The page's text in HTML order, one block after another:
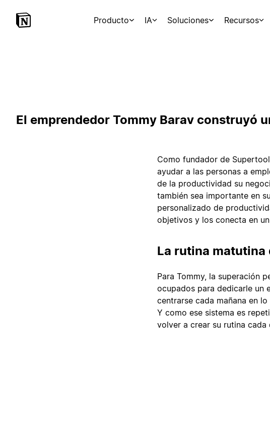
Producto IA Soluciones Recursos
El emprendedor Tommy Barav construyó
Como fundador de
ayudar a las personas a
de la productividad su
también sea importante en
personalizado de
objetivos y los conecta en
La rutina matutina
Para Tommy, la superación
ocupados para dedicarle un
centrarse cada mañana en
Y como ese sistema es
volver a crear su rutina cada